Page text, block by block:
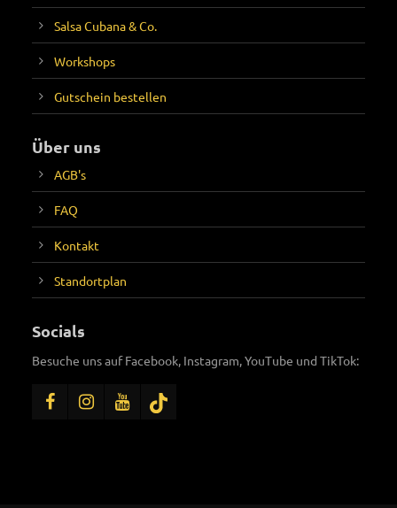
Salsa Cubana & Co.
Workshops
Gutschein bestellen
Über uns
AGB's
FAQ
Kontakt
Standortplan
Socials
Besuche uns auf Facebook, Instagram, YouTube und TikTok: